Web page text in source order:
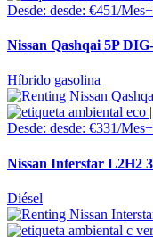
Desde: desde: €451/
Nissan Qashqai 5P
Híbrido gasolina
Desde: desde: €331/
Nissan Interstar L2H2
Diésel